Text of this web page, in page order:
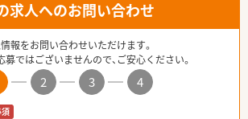
求人へのお問い合わせ
報をお問い合わせいただけます。
募ではございませんので、ご安心ください。
2 3
4